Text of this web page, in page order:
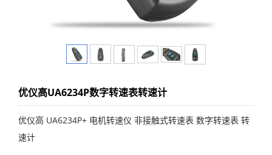
优仪高UA6234P数字转速表转速计
优仪高 UA6234P+ 电机转速仪 非接触式转速表 数字转速表 转
速计